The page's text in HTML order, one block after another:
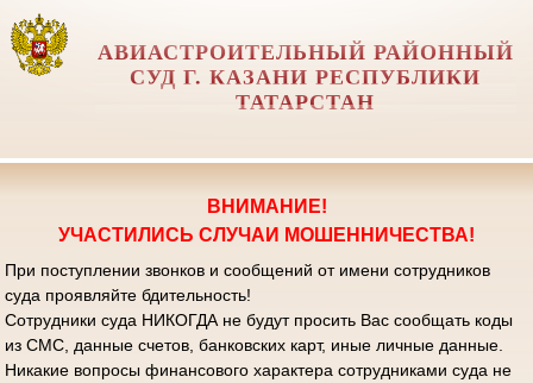
АВИАСТРОИТЕЛЬНЫЙ РАЙОННЫЙ
СУД Г. КАЗАНИ РЕСПУБЛИКИ
ТАТАРСТАН
ВНИМАНИЕ!
УЧАСТИЛИСЬ СЛУЧАИ МОШЕННИЧЕСТВА!
При поступлении звонков и сообщений от имени сотрудников
суда проявляйте бдительность!
Сотрудники суда НИКОГДА не будут просить Вас сообщать коды
из СМС, данные счетов, банковских карт, иные личные данные.
Никакие вопросы финансового характера сотрудниками суда не